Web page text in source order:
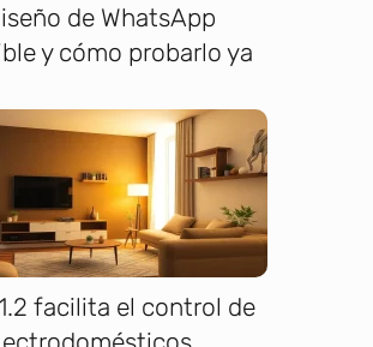
de WhatsApp
y cómo probarlo ya
facilita el control de